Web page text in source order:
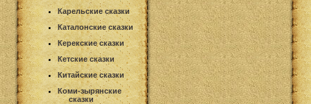
Карельские сказки
Каталонские сказки
Керекские сказки
Кетские сказки
Китайские сказки
Коми-зырянские
сказки